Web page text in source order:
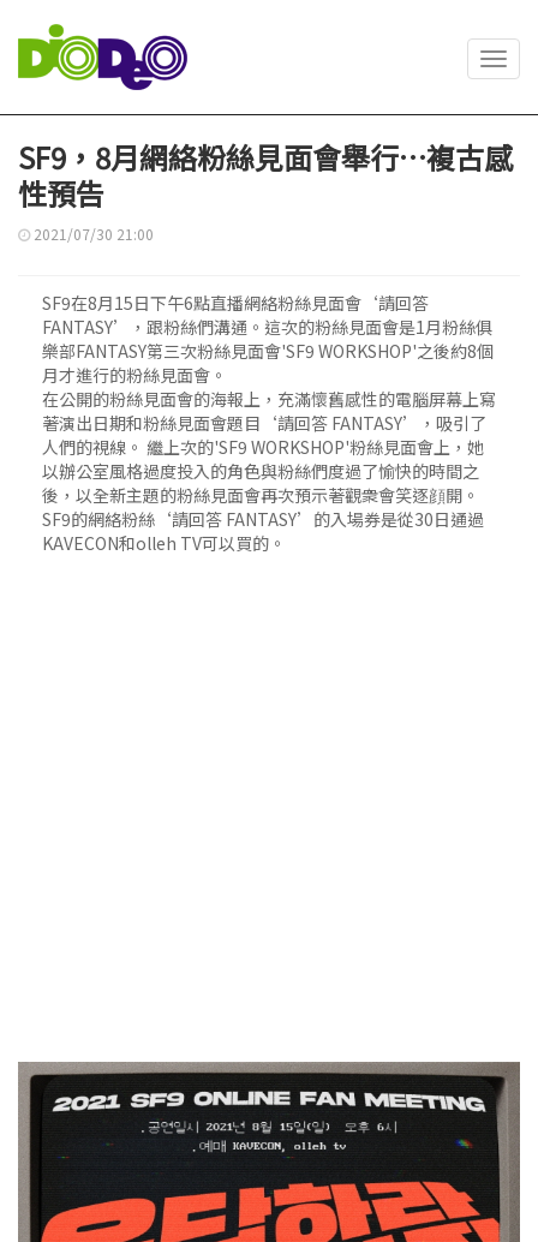
SF9，8月網絡粉絲見面會舉行…複古感
性預告
2021/07/30 21:00
SF9在8月15日下午6點直播網絡粉絲見面會‘請回答
FANTASY’，跟粉絲們溝通。這次的粉絲見面會是1月粉絲俱
樂部FANTASY第三次粉絲見面會'SF9 WORKSHOP'之後約8個
月才進行的粉絲見面會。
在公開的粉絲見面會的海報上，充滿懷舊感性的電腦屏幕上寫
著演出日期和粉絲見面會題目‘請回答 FANTASY’，吸引了
人們的視線。 繼上次的'SF9 WORKSHOP'粉絲見面會上，她
以辦公室風格過度投入的角色與粉絲們度過了愉快的時間之
後，以全新主題的粉絲見面會再次預示著觀衆會笑逐顔開。
SF9的網絡粉絲‘請回答 FANTASY’的入場券是從30日通過
KAVECON和olleh TV可以買的。